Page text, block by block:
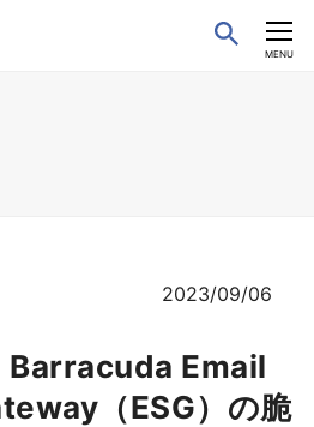
CLOSE
MENU
2023/09/06
Barracuda Email
（ESG）の脆